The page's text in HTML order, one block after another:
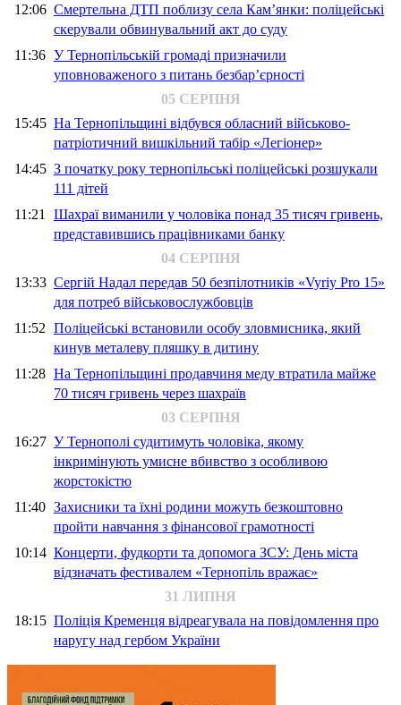
12:06 Смертельна ДТП поблизу села Кам’янки: поліцейські
скерували обвинувальний акт до суду
11:36 У Тернопільській громаді призначили
уповноваженого з питань безбар’єрності
05 СЕРПНЯ
15:45 На Тернопільщині відбувся обласний військово-
патріотичний вишкільний табір «Легіонер»
14:45 З початку року тернопільські поліцейські розшукали
111 дітей
11:21 Шахраї виманили у чоловіка понад 35 тисяч гривень,
представившись працівниками банку
04 СЕРПНЯ
13:33 Сергій Надал передав 50 безпілотників «Vyriy Pro 15»
для потреб військовослужбовців
11:52 Поліцейські встановили особу зловмисника, який
кинув металеву пляшку в дитину
11:28 На Тернопільщині продавчиня меду втратила майже
70 тисяч гривень через шахраїв
03 СЕРПНЯ
16:27 У Тернополі судитимуть чоловіка, якому
інкримінують умисне вбивство з особливою
жорстокістю
11:40 Захисники та їхні родини можуть безкоштовно
пройти навчання з фінансової грамотності
10:14 Концерти, фудкорти та допомога ЗСУ: День міста
відзначать фестивалем «Тернопіль вражає»
31 ЛИПНЯ
18:15 Поліція Кременця відреагувала на повідомлення про
наругу над гербом України